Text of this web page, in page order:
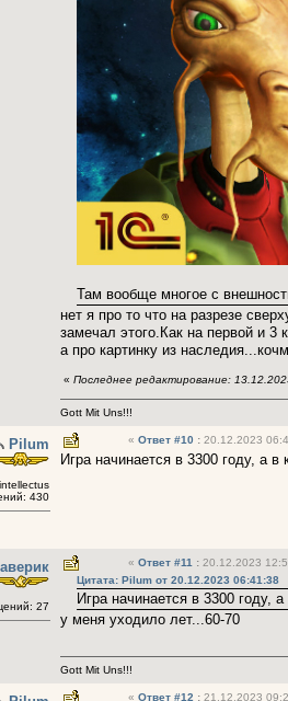
Там вообще многое с
нет я про то что на разрезе
замечал этого.Как на первой и 3
а про картинку из
« Последнее редактирование:
Gott Mit Uns!!!
Pilum
430
« Ответ #10 : 20.12.2023
Игра начинается в 3300 году, а
27
« Ответ #11 : 20.12.2023
Цитата: Pilum от 20.12.2023 06:41:38
Игра начинается в 3300 году,
у меня уходило лет...60-70
Gott Mit Uns!!!
« Ответ #12 : 21.12.2023